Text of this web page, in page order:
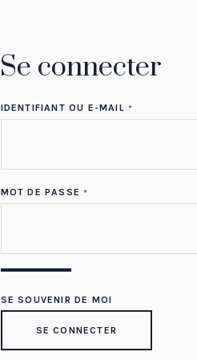
Se connecter
IDENTIFIANT OU E-MAIL *
MOT DE PASSE*
SE SOUVENIR DE MOI
SE CONNECTER